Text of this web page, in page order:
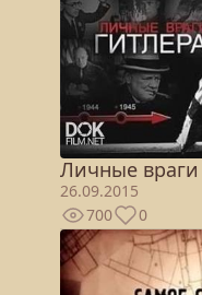
Личные враги
26.09.2015
700
0